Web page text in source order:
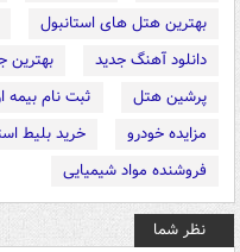
بهترین هتل های استانبول
دانلود آهنگ جدید
بهترین
پرشین هتل
ثبت نام بیمه
مزایده خودرو
خرید بلیط
فروشنده مواد شیمیایی
نظر شما